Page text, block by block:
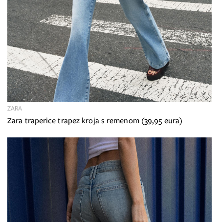
Zara traperice trapez kroja s remenom (39,95 eura)
ZARA